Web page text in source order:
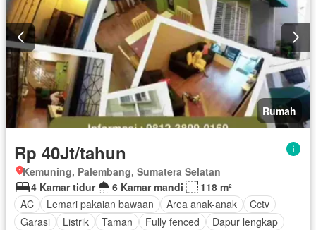
Rumah
Rp 40Jt/tahun
Kemuning, Palembang, Sumatera Selatan
4 Kamar tidur
6 Kamar mandi
118 m²
AC
Lemari pakaian bawaan Area anak-anak
Cctv
Garasi
Listrik Taman Fully fenced
Dapur lengkap